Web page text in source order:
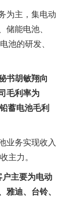
为主，集电动
储能电池、
池的研发、
书胡敏翔向
毛利率为
蓄电池毛利
业务实现收入
主力。
户主要为电动
雅迪、台铃、